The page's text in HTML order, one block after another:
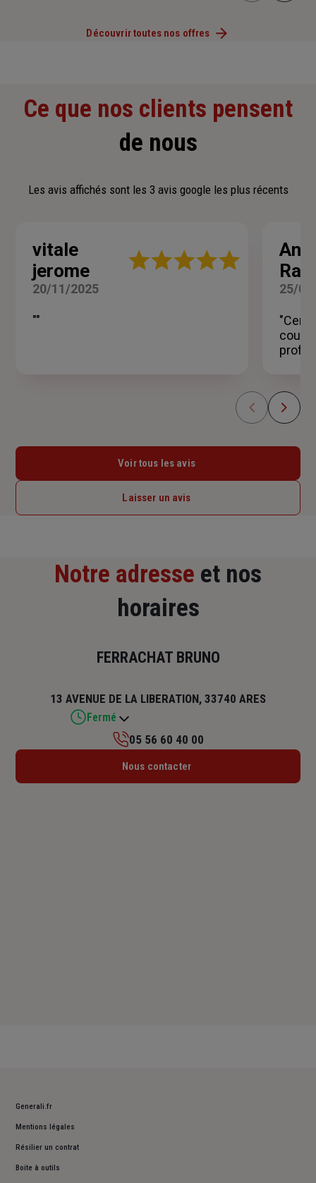
Découvrir toutes nos offres
Ce que nos clients pensent
de nous
Les avis affichés sont les 3 avis google les plus récents
vitale
jerome
Note
20/11/2025
""
25/
Voir tous les avis
Laisser un avis
Notre adresse et nos
horaires
FERRACHAT BRUNO
13 AVENUE DE LA LIBERATION, 33740 ARES
Fermé
Lundi : 09h30 – 12h30 / 14h – 18h
05 56 60 40 00
Nous contacter
Generali.fr
Mentions légales
Résilier un contrat
Boite à outils